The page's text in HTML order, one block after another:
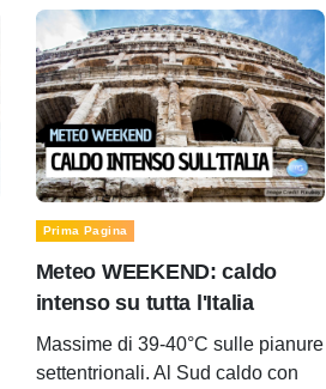
Prima Pagina
Meteo WEEKEND: caldo
intenso su tutta l'Italia
Massime di 39-40°C sulle pianure
settentrionali. Al Sud caldo con